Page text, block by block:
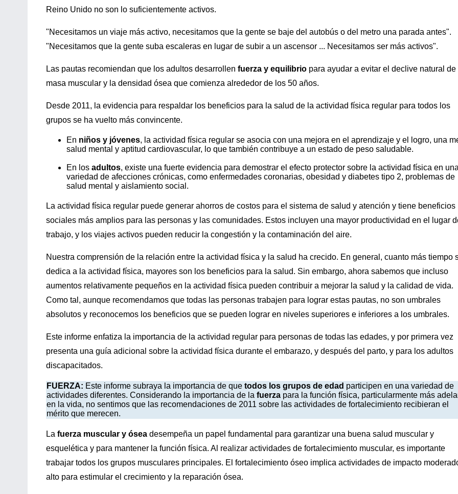
Reino Unido no son lo suficientemente activos.
"Necesitamos un viaje más activo, necesitamos que la gente se baje del autobús o del metro una parada antes".
"Necesitamos que la gente suba escaleras en lugar de subir a un ascensor ... Necesitamos ser más activos".
Las pautas recomiendan que los adultos desarrollen fuerza y equilibrio para ayudar a evitar el declive natural de
masa muscular y la densidad ósea que comienza alrededor de los 50 años.
Desde 2011, la evidencia para respaldar los beneficios para la salud de la actividad física regular para todos los
grupos se ha vuelto más convincente.
En niños y jóvenes, la actividad física regular se asocia con una mejora en el aprendizaje y el logro, una
salud mental y aptitud cardiovascular, lo que también contribuye a un estado de peso saludable.
En los adultos, existe una fuerte evidencia para demostrar el efecto protector sobre la actividad física en una
variedad de afecciones crónicas, como enfermedades coronarias, obesidad y diabetes tipo 2, problemas de
salud mental y aislamiento social.
La actividad física regular puede generar ahorros de costos para el sistema de salud y atención y tiene beneficios
sociales más amplios para las personas y las comunidades. Estos incluyen una mayor productividad en el lugar
trabajo, y los viajes activos pueden reducir la congestión y la contaminación del aire.
Nuestra comprensión de la relación entre la actividad física y la salud ha crecido. En general, cuanto más tiempo
dedica a la actividad física, mayores son los beneficios para la salud. Sin embargo, ahora sabemos que incluso
aumentos relativamente pequeños en la actividad física pueden contribuir a mejorar la salud y la calidad de vida.
Como tal, aunque recomendamos que todas las personas trabajen para lograr estas pautas, no son umbrales
absolutos y reconocemos los beneficios que se pueden lograr en niveles superiores e inferiores a los umbrales.
Este informe enfatiza la importancia de la actividad regular para personas de todas las edades, y por primera vez
presenta una guía adicional sobre la actividad física durante el embarazo, y después del parto, y para los adultos
discapacitados.
FUERZA: Este informe subraya la importancia de que todos los grupos de edad participen en una variedad de
actividades diferentes. Considerando la importancia de la fuerza para la función física, particularmente más
en la vida, no sentimos que las recomendaciones de 2011 sobre las actividades de fortalecimiento recibieran el
mérito que merecen.
La fuerza muscular y ósea desempeña un papel fundamental para garantizar una buena salud muscular y
esquelética y para mantener la función física. Al realizar actividades de fortalecimiento muscular, es importante
trabajar todos los grupos musculares principales. El fortalecimiento óseo implica actividades de impacto
alto para estimular el crecimiento y la reparación ósea.